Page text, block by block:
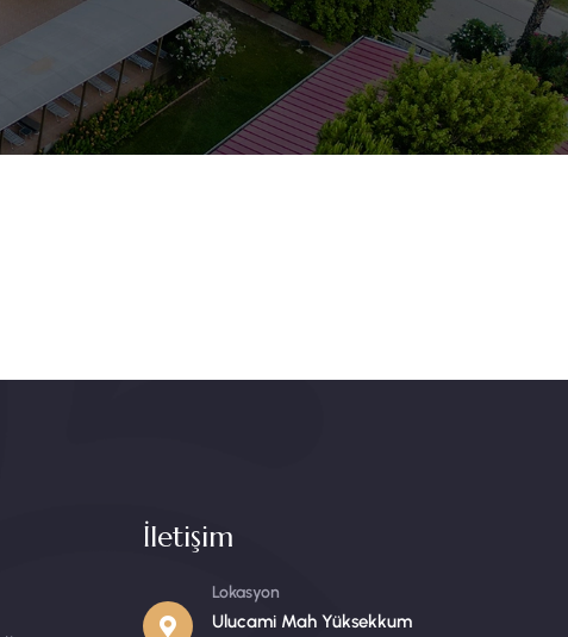
İletişim
Lokasyon
Ulucami Mah Yüksekkum